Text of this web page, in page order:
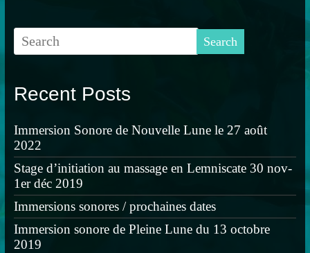
Recent Posts
Immersion Sonore de Nouvelle Lune le 27 août
2022
Stage d’initiation au massage en Lemniscate 30 nov-
1er déc 2019
Immersions sonores / prochaines dates
Immersion sonore de Pleine Lune du 13 octobre
2019